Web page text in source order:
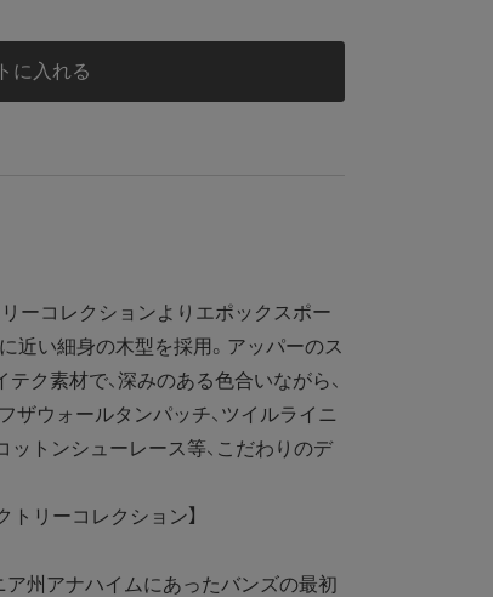
に入れる
ーコレクションよりエポックスポー
近い細身の木型を採用。アッパーのス
ク素材で、深みのある色合いながら、
ザウォールタンパッチ、ツイルライニ
ットンシューレース等、こだわりのデ
トリーコレクション】
州アナハイムにあったバンズの最初